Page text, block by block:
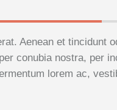
Aenean et
conubia nostra, per
lorem ac,